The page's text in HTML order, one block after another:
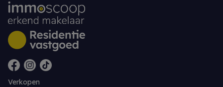
Verkopen